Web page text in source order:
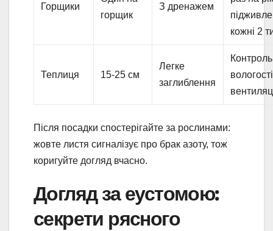
Горщики
горщик
З дренажем
кожні 2
Теплиця 15-25 см
Легке
заглиблення
Контроль
Після посадки спостерігайте за рослинами:
жовте листя сигналізує про брак азоту, тож
коригуйте догляд вчасно.
Догляд за еустомою:
секрети рясного